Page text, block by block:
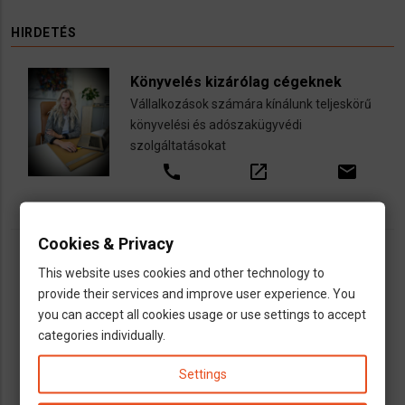
HIRDETÉS
Könyvelés kizárólag cégeknek
Vállalkozások számára kínálunk teljeskörű
könyvelési és adószakügyvédi
szolgáltatásokat
call open_in_new email
Cookies & Privacy
This website uses cookies and other technology to
provide their services and improve user experience. You
you can accept all cookies usage or use settings to accept
categories individually.
Settings